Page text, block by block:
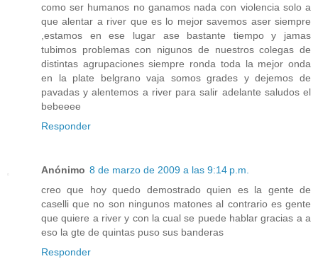
como ser humanos no ganamos nada con violencia solo a
que alentar a river que es lo mejor savemos aser siempre
,estamos en ese lugar ase bastante tiempo y jamas
tubimos problemas con nigunos de nuestros colegas de
distintas agrupaciones siempre ronda toda la mejor onda
en la plate belgrano vaja somos grades y dejemos de
pavadas y alentemos a river para salir adelante saludos el
bebeeee
Responder
Anónimo 8 de marzo de 2009 a las 9:14 p.m.
creo que hoy quedo demostrado quien es la gente de
caselli que no son ningunos matones al contrario es gente
que quiere a river y con la cual se puede hablar gracias a a
eso la gte de quintas puso sus banderas
Responder